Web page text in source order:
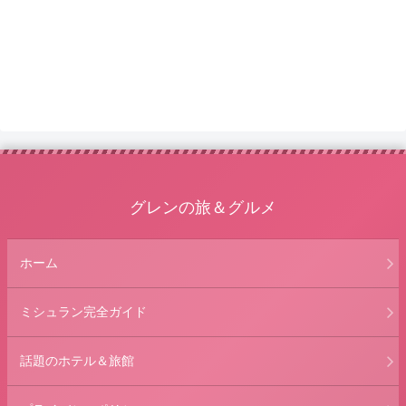
グレンの旅＆グルメ
ホーム
ミシュラン完全ガイド
話題のホテル＆旅館